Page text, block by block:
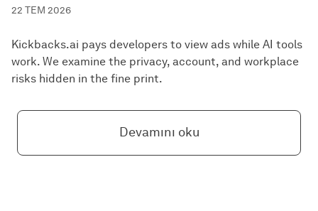
22 TEM 2026
Kickbacks.ai pays developers to view ads while AI tools
work. We examine the privacy, account, and workplace
risks hidden in the fine print.
Devamını oku